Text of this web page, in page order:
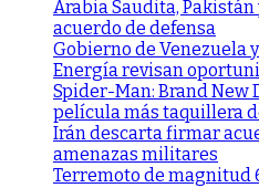
Arabia Saudita,
acuerdo de defensa
Gobierno de Venezuela
Energía revisan
Spider-Man: Brand New
película más taquillera
Irán descarta firmar
amenazas militares
Terremoto de magnitud